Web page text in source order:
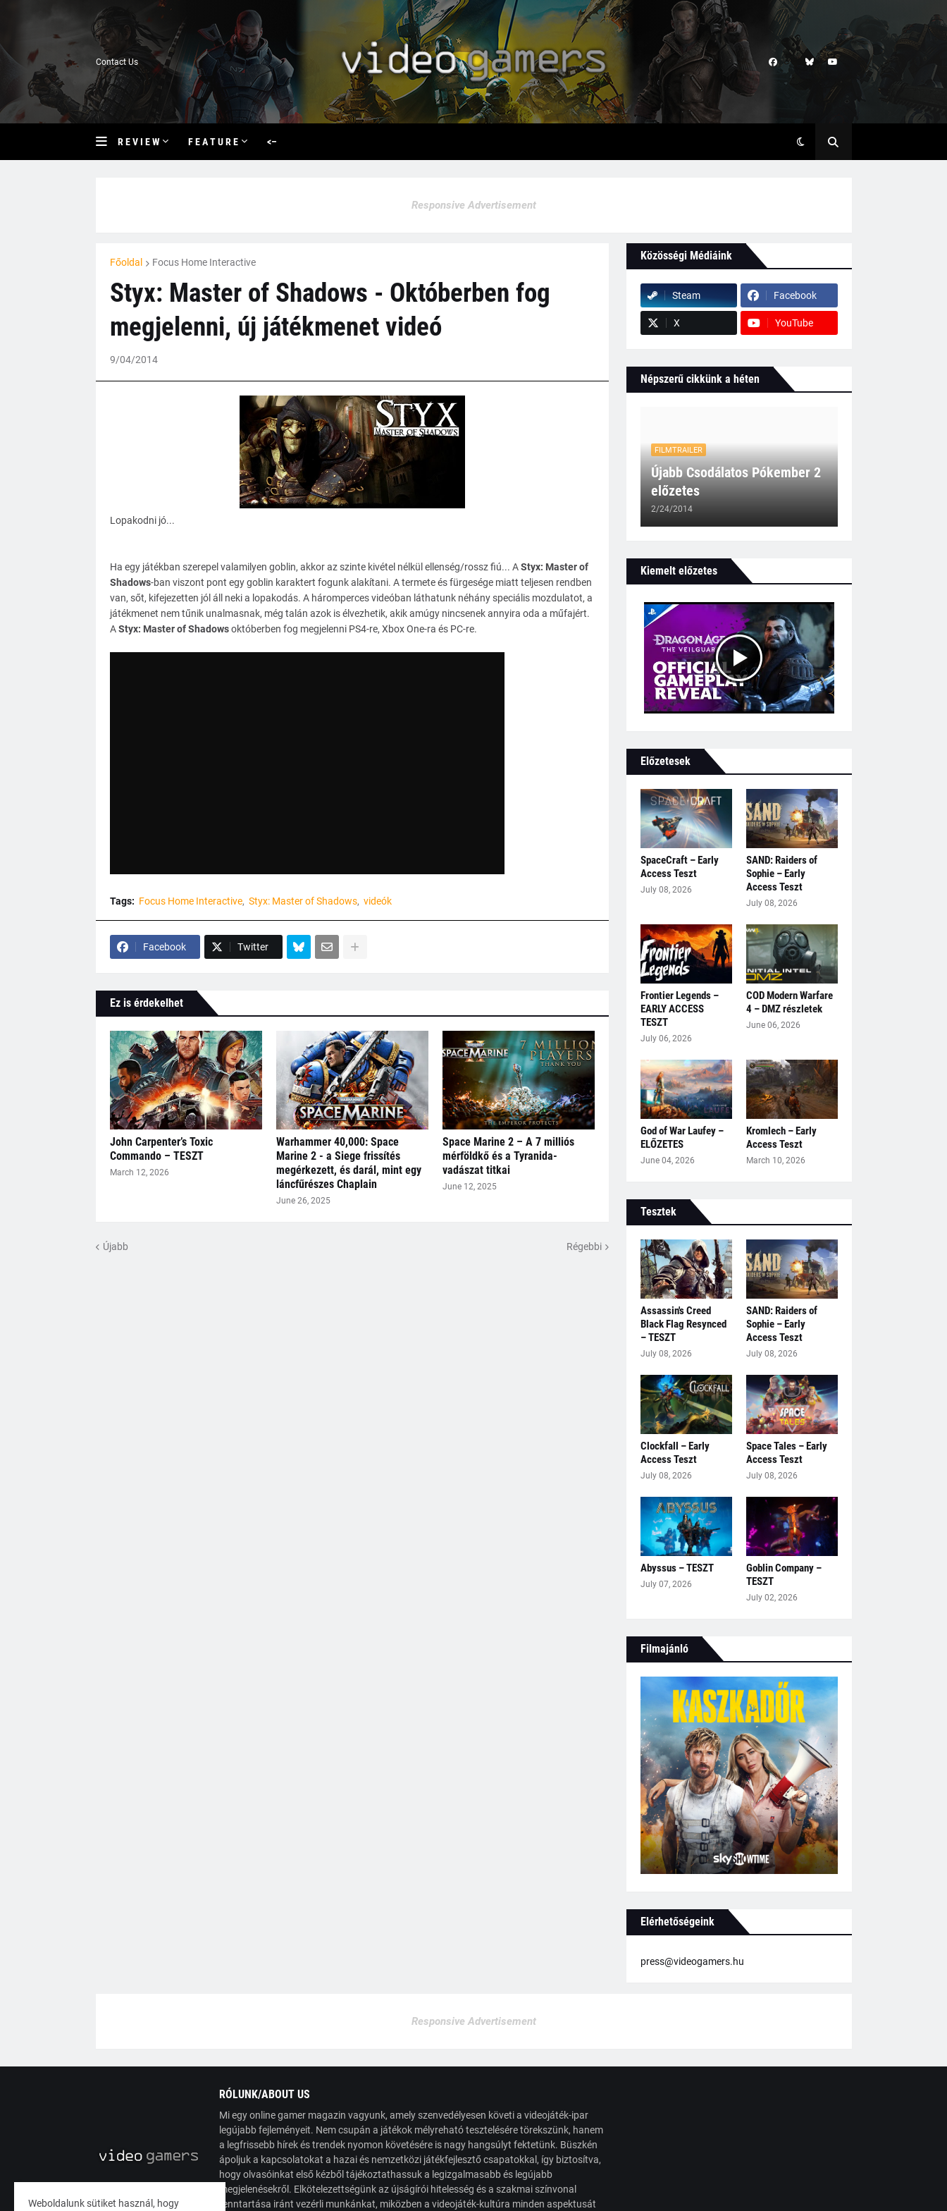
Contact Us
R E V I E W F E A T U R E <–
Responsive Advertisement
Főoldal Focus Home Interactive
Styx: Master of Shadows - Októberben fog
megjelenni, új játékmenet videó
9/04/2014
Lopakodni jó...
Ha egy játékban szerepel valamilyen goblin, akkor az szinte kivétel nélkül ellenség/rossz fiú... AStyx: Master of
Shadows-ban viszont pont egy goblin karaktert fogunk alakítani. A termete és fürgesége miatt teljesen rendben
van, sőt, kifejezetten jól áll neki a lopakodás. A háromperces videóban láthatunk néhány speciális mozdulatot, a
játékmenet nem tűnik unalmasnak, még talán azok is élvezhetik, akik amúgy nincsenek annyira oda a műfajért.
AStyx: Master of Shadowsoktóberben fog megjelenni PS4-re, Xbox One-ra és PC-re.
Tags: Focus Home Interactive Styx: Master of Shadows videók
Facebook Twitter
Ez is érdekelhet
John Carpenter’s Toxic
Commando – TESZT
March 12, 2026
Warhammer 40,000: Space
Marine 2 - a Siege frissítés
megérkezett, és darál, mint egy
láncfűrészes Chaplain
June 26, 2025
Space Marine 2 – A 7 milliós
mérföldkő és a Tyranida-
vadászat titkai
June 12, 2025
Újabb Régebbi
Közösségi Médiáink
Steam Facebook
X YouTube
Népszerű cikkünk a héten
FILMTRAILER
Újabb Csodálatos Pókember 2
előzetes
2/24/2014
Kiemelt előzetes
Előzetesek
SpaceCraft – Early
Access Teszt
July 08, 2026
SAND: Raiders of
Sophie – Early
Access Teszt
July 08, 2026
Frontier Legends –
EARLY ACCESS
TESZT
July 06, 2026
COD Modern Warfare
4 – DMZ részletek
June 06, 2026
God of War Laufey –
ELŐZETES
June 04, 2026
Kromlech – Early
Access Teszt
March 10, 2026
Tesztek
Assassin's Creed
Black Flag Resynced
– TESZT
July 08, 2026
SAND: Raiders of
Sophie – Early
Access Teszt
July 08, 2026
Clockfall – Early
Access Teszt
July 08, 2026
Space Tales – Early
Access Teszt
July 08, 2026
Abyssus – TESZT
July 07, 2026
Goblin Company –
TESZT
July 02, 2026
Filmajánló
Elérhetőségeink
press@videogamers.hu
Responsive Advertisement
RÓLUNK/ABOUT US
Mi egy online gamer magazin vagyunk, amely szenvedélyesen követi a videojáték-ipar
legújabb fejleményeit. Nem csupán a játékok mélyreható tesztelésére törekszünk, hanem
a legfrissebb hírek és trendek nyomon követésére is nagy hangsúlyt fektetünk. Büszkén
ápoljuk a kapcsolatokat a hazai és nemzetközi játékfejlesztő csapatokkal, így biztosítva,
hogy olvasóinkat első kézből tájékoztathassuk a legizgalmasabb és legújabb
megjelenésekről. Elkötelezettségünk az újságírói hitelesség és a szakmai színvonal
fenntartása iránt vezérli munkánkat, miközben a videojáték-kultúra minden aspektusát
Weboldalunk sütiket használ, hogy